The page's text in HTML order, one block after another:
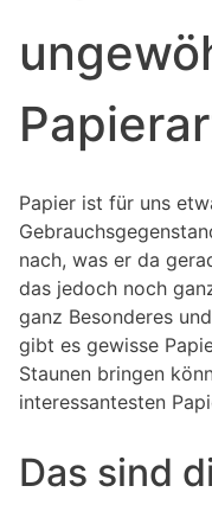
Papier ist für uns
nach, was er da
das jedoch noch
ganz Besonderes
gibt es gewisse
Staunen bringen
interessantesten
Das sind